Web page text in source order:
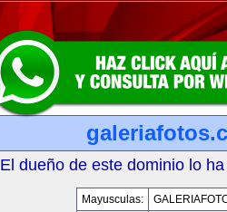
El dueño de este dominio lo
Mayusculas: